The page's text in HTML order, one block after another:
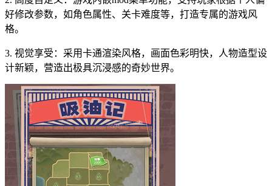
好修改参数，如角色属性、关卡难度等，打造专属的游戏风
格。
3. 视觉享受：采用卡通渲染风格，画面色彩明快，人物造型设
计新颖，营造出极具沉浸感的奇妙世界。